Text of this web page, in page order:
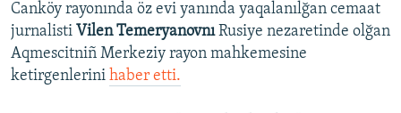
Canköy rayonında öz evi yanında yaqalanılğan cemaat
jurnalisti Vilen TemeryanovnıRusiye nezaretinde olğan
Aqmescitniñ Merkeziy rayon mahkemesine
ketirgenlerini haber etti.